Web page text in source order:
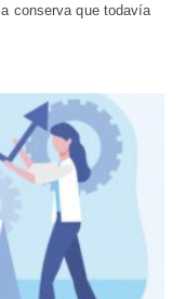
conserva que todavía